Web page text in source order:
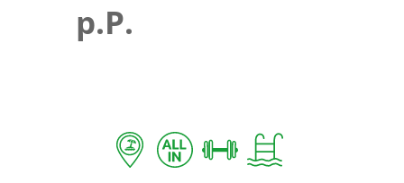
p.P.